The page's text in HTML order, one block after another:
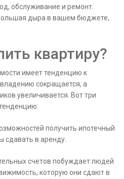
обслуживание и ремонт.
дыра в вашем бюджете,
квартиру?
имеет тенденцию к
сокращается, а
увеличивается. Вот три
получить ипотечный
сдавать в аренду.
счетов побуждает людей
которую они сдают в